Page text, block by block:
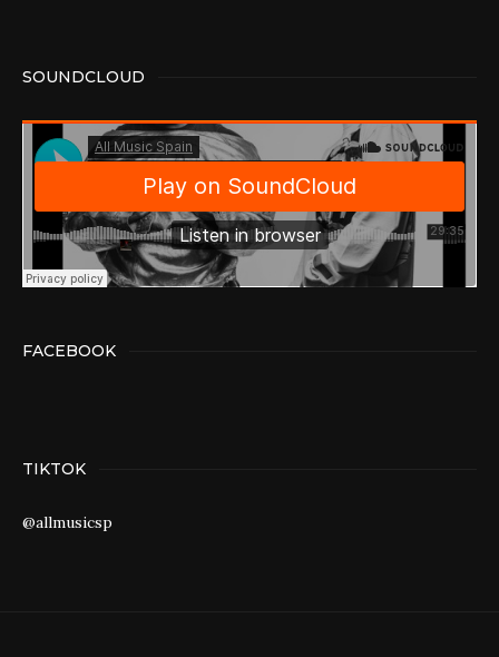
SOUNDCLOUD
FACEBOOK
TIKTOK
@allmusicsp